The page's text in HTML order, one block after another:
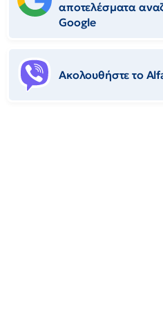
αποτελέσματα
Google
Ακολουθήστε το